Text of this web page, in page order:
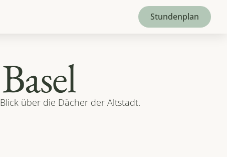
Stundenplan
über die Dächer der Altstadt.